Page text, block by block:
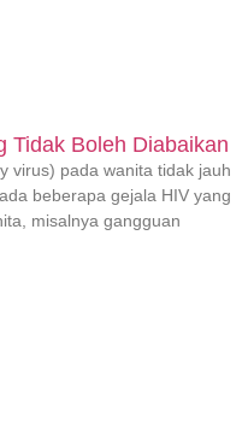
Tidak Boleh Diabaikan
virus) pada wanita tidak jauh
beberapa gejala HIV yang
misalnya gangguan